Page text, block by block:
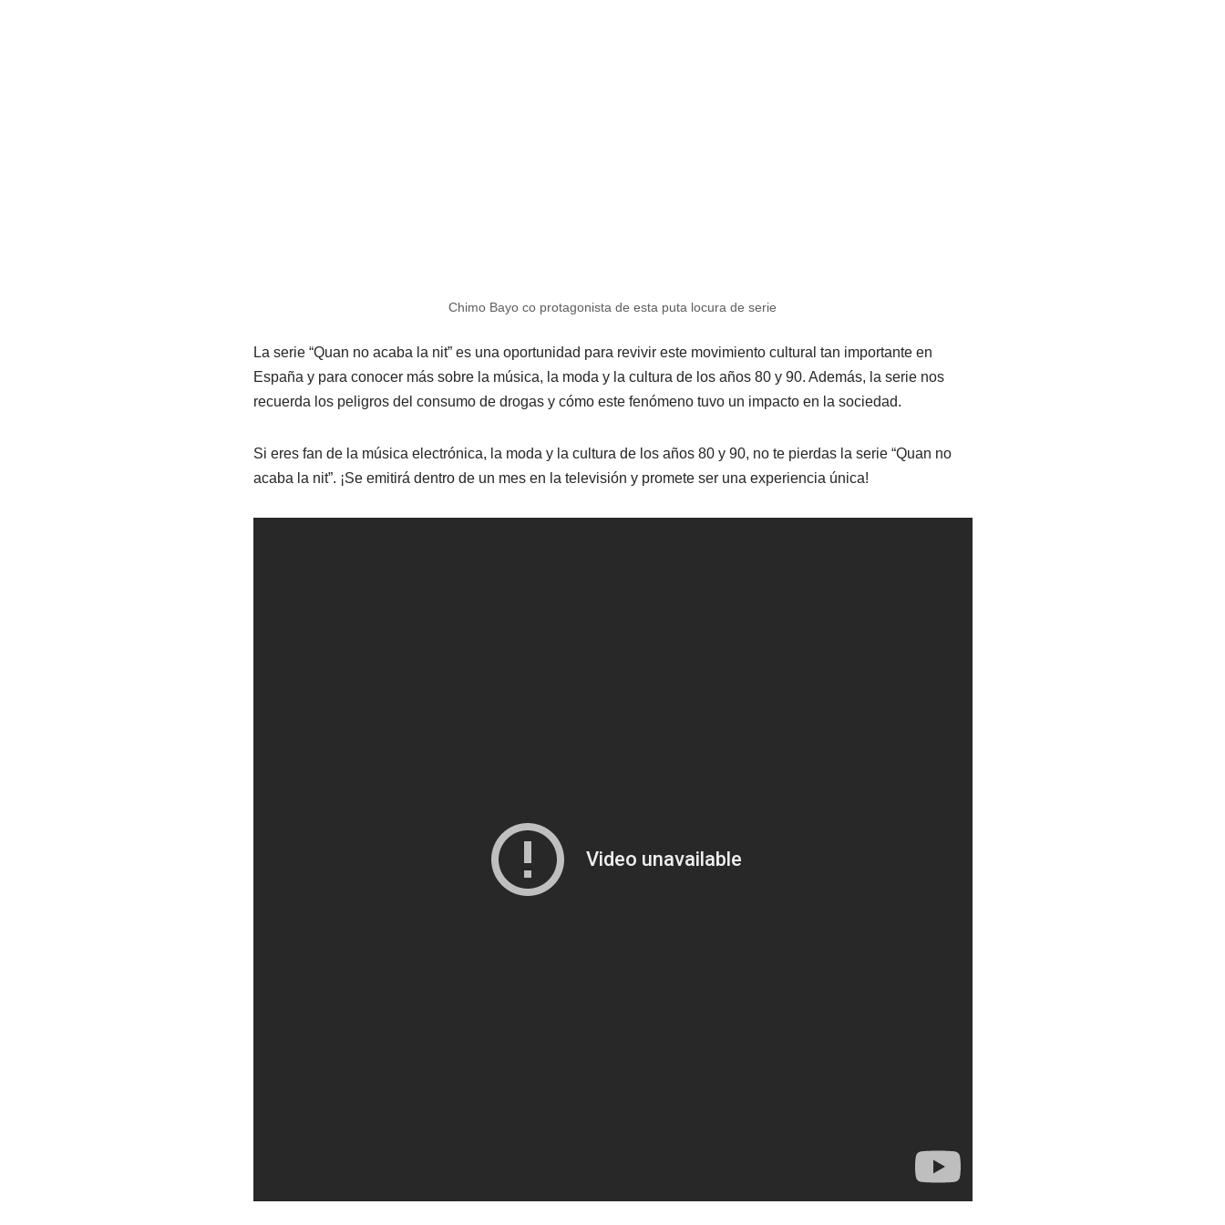
Chimo Bayo co protagonista de esta puta locura de serie
La serie “Quan no acaba la nit” es una oportunidad para revivir este movimiento cultural tan importante en
España y para conocer más sobre la música, la moda y la cultura de los años 80 y 90. Además, la serie nos
recuerda los peligros del consumo de drogas y cómo este fenómeno tuvo un impacto en la sociedad.
Si eres fan de la música electrónica, la moda y la cultura de los años 80 y 90, no te pierdas la serie “Quan no
acaba la nit”. ¡Se emitirá dentro de un mes en la televisión y promete ser una experiencia única!